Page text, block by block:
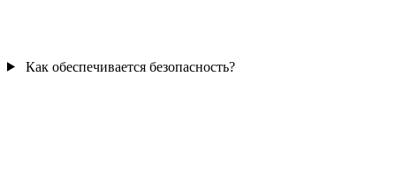
Как обеспечивается безопасность?